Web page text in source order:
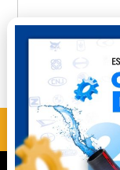
ANTERIOR
MH10106